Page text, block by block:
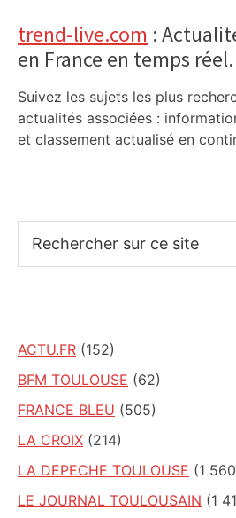
trend-live.com :
en France en temps réel.
Suivez les sujets les plus
actualités associées :
et classement actualisé en
sur
ACTU.FR (152)
BFM TOULOUSE (62)
FRANCE BLEU (505)
LA CROIX (214)
LA DEPECHE TOULOUSE (1
LE JOURNAL TOULOUSAIN (1